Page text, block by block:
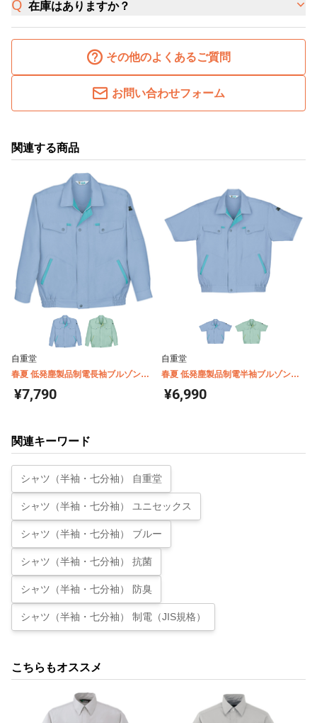
在庫はありますか？
その他のよくあるご質問
お問い合わせフォーム
関連する商品
自重堂
春夏 低発塵製品制電長袖ブルゾン
¥7,790
自重堂
春夏 低発塵製品制電半袖ブルゾン
¥6,990
関連キーワード
シャツ（半袖・七分袖） 自重堂
シャツ（半袖・七分袖） ユニセックス
シャツ（半袖・七分袖） ブルー
シャツ（半袖・七分袖） 抗菌
シャツ（半袖・七分袖） 防臭
シャツ（半袖・七分袖） 制電（JIS規格）
こちらもオススメ